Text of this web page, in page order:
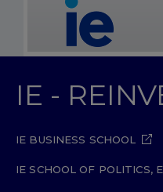
IE -
IE BUSINESS SCHOOL
IE SCHOOL OF POLITICS,